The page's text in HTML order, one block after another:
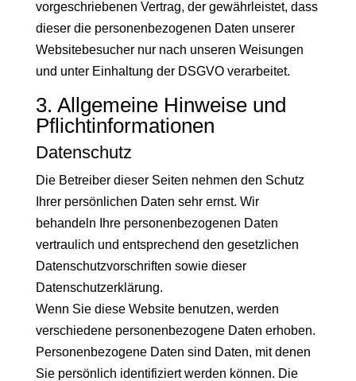
vorgeschriebenen Vertrag, der gewährleistet, dass
dieser die personenbezogenen Daten unserer
Websitebesucher nur nach unseren Weisungen
und unter Einhaltung der DSGVO verarbeitet.
3. Allgemeine Hinweise und
Pflicht­informationen
Datenschutz
Die Betreiber dieser Seiten nehmen den Schutz
Ihrer persönlichen Daten sehr ernst. Wir
behandeln Ihre personenbezogenen Daten
vertraulich und entsprechend den gesetzlichen
Datenschutzvorschriften sowie dieser
Datenschutzerklärung.
Wenn Sie diese Website benutzen, werden
verschiedene personenbezogene Daten erhoben.
Personenbezogene Daten sind Daten, mit denen
Sie persönlich identifiziert werden können. Die